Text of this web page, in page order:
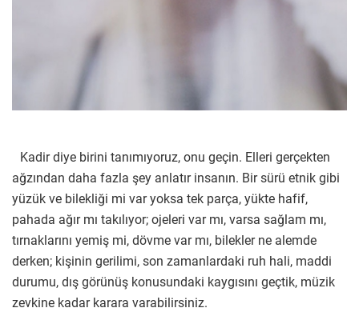
Kadir diye birini tanımıyoruz, onu geçin. Elleri gerçekten
ağzından daha fazla şey anlatır insanın. Bir sürü etnik gibi
yüzük ve bilekliği mi var yoksa tek parça, yükte hafif,
pahada ağır mı takılıyor; ojeleri var mı, varsa sağlam mı,
tırnaklarını yemiş mi, dövme var mı, bilekler ne alemde
derken; kişinin gerilimi, son zamanlardaki ruh hali, maddi
durumu, dış görünüş konusundaki kaygısını geçtik, müzik
zevkine kadar karara varabilirsiniz.